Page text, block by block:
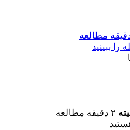
را ببینید
۲ دقیقه مطالعه